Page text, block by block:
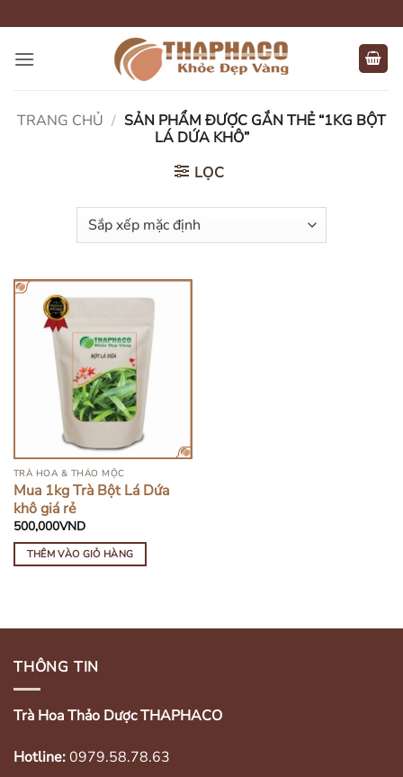
qua
nội
TRANG CHỦ / SẢN PHẨM ĐƯỢC GẮN THẺ “1KG BỘT
LÁ DỨA KHÔ”
LỌC
TRÀ HOA & THẢO MỘC
Mua 1kg Trà Bột Lá Dứa
khô giá rẻ
500,000VND
THÊM VÀO GIỎ HÀNG
THÔNG TIN
Trà Hoa Thảo Dược THAPHACO
Hotline:0979.58.78.63